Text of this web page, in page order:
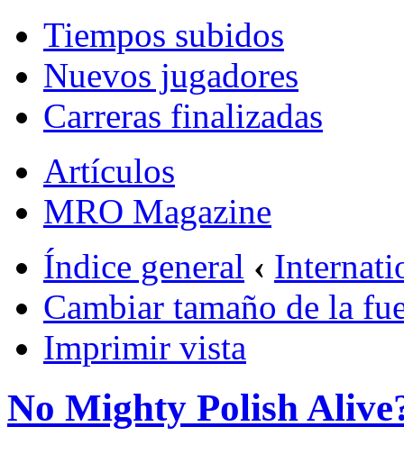
Tiempos subidos
Nuevos jugadores
Carreras finalizadas
Artículos
MRO Magazine
Índice general ‹
Cambiar tamaño de la
Imprimir vista
No Mighty Polish